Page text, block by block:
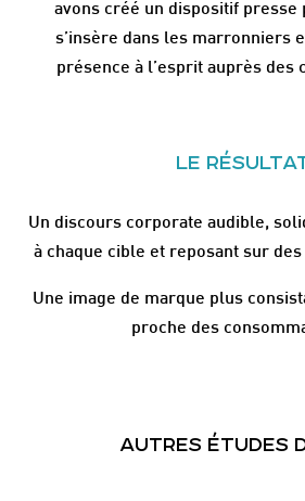
avons créé un dispositif presse
s’insère dans les marronniers
présence à l’esprit auprès des
LE
Un discours corporate audible,
à chaque cible et reposant sur des
Une image de marque plus
proche des
AUTRES ÉTUDES